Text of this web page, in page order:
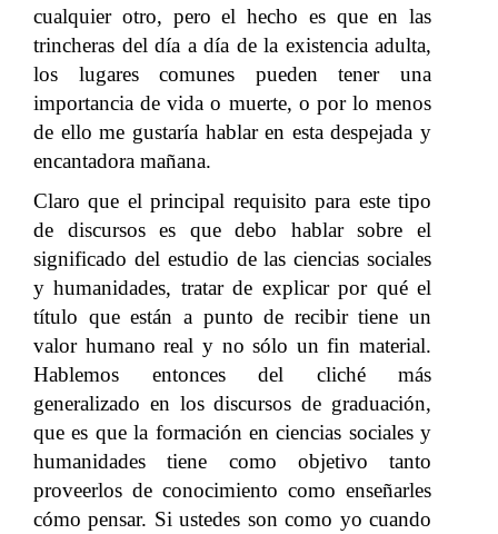
cualquier otro, pero el hecho es que en las
trincheras del día a día de la existencia adulta,
los lugares comunes pueden tener una
importancia de vida o muerte, o por lo menos
de ello me gustaría hablar en esta despejada y
encantadora mañana.
Claro que el principal requisito para este tipo
de discursos es que debo hablar sobre el
significado del estudio de las ciencias sociales
y humanidades, tratar de explicar por qué el
título que están a punto de recibir tiene un
valor humano real y no sólo un fin material.
Hablemos entonces del cliché más
generalizado en los discursos de graduación,
que es que la formación en ciencias sociales y
humanidades tiene como objetivo tanto
proveerlos de conocimiento como enseñarles
cómo pensar. Si ustedes son como yo cuando